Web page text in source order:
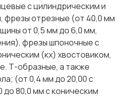
с цилиндрическим и
фрезы отрезные (от 40,0 мм
от 0,5 мм до 6,0 мм,
фрезы шпоночные с
(кх) хвостовиком,
Т-образные, а также
(от 0,4 мм до 20,00 с
80,0 мм с коническим